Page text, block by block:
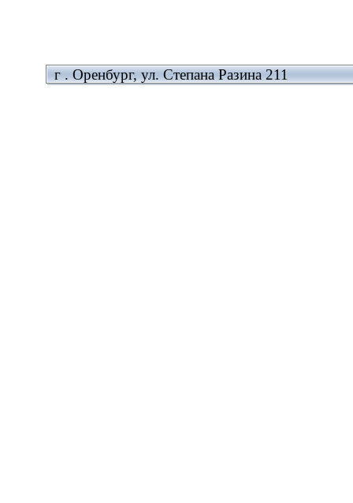
г . Оренбург, ул. Степана Разина 211